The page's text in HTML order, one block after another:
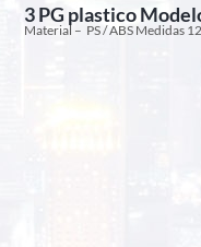
3 PG plastico
Material – PS / ABS Medidas